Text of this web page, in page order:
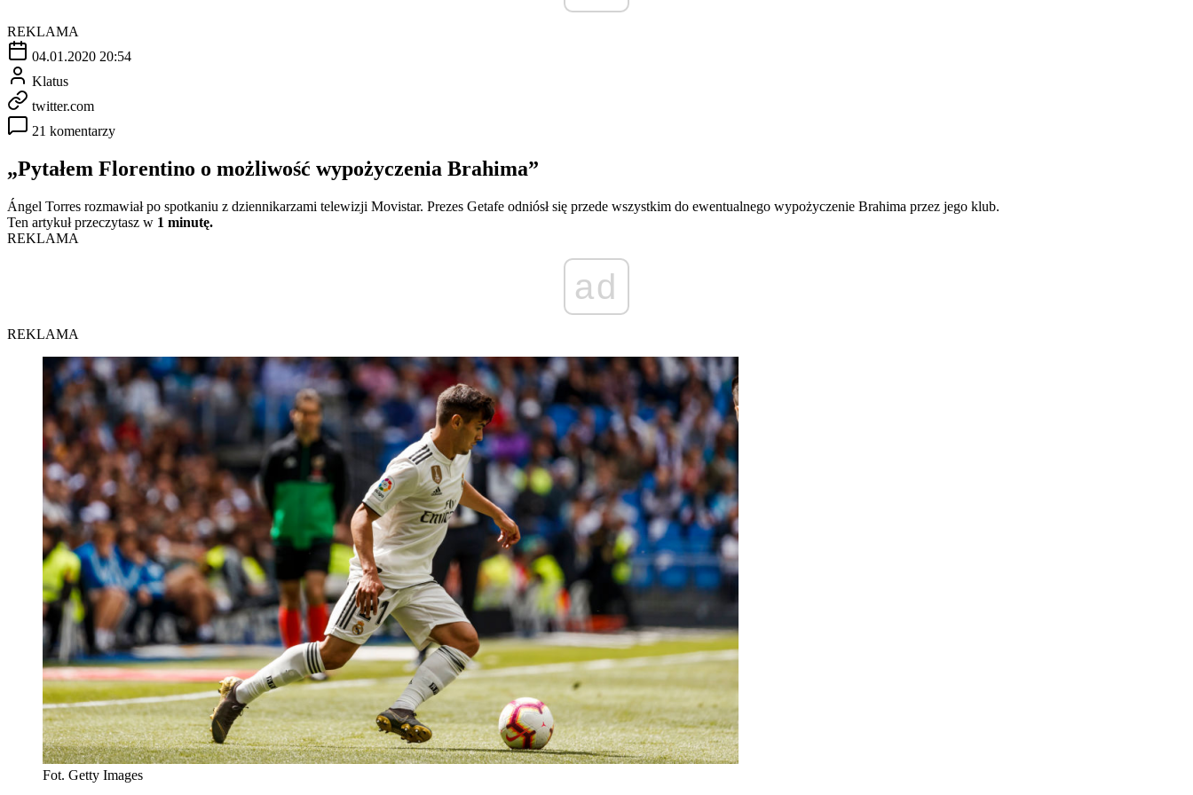
REKLAMA
04.01.2020 20:54
Klatus
twitter.com
21 komentarzy
„Pytałem Florentino o możliwość wypożyczenia Brahima”
Ángel Torres rozmawiał po spotkaniu z dziennikarzami telewizji Movistar. Prezes Getafe odniósł się przede wszystkim do ewentualnego wypożyczenie Brahima przez jego klub.
Ten artykuł przeczytasz w 1 minutę.
REKLAMA
ad
REKLAMA
Fot. Getty Images